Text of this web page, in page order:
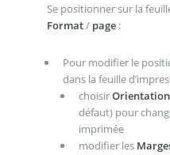
Se positionner sur la
Format/ page:
Pour modifier le
dans la feuille
choisirOrientation
défaut) pour
imprimée
modifier les